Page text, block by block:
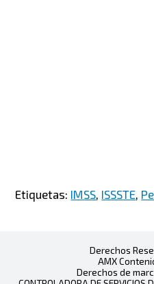
Etiquetas: IMSS, ISSSTE,
Derechos
AMX
Derechos de